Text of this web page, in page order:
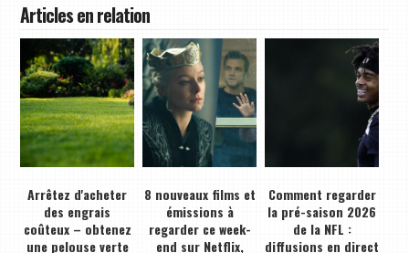
Articles en relation
Arrêtez d'acheter
des engrais
coûteux – obtenez
une pelouse verte
8 nouveaux films et
émissions à
regarder ce week-
end sur Netflix,
Comment regarder
la pré-saison 2026
de la NFL :
diffusions en direct